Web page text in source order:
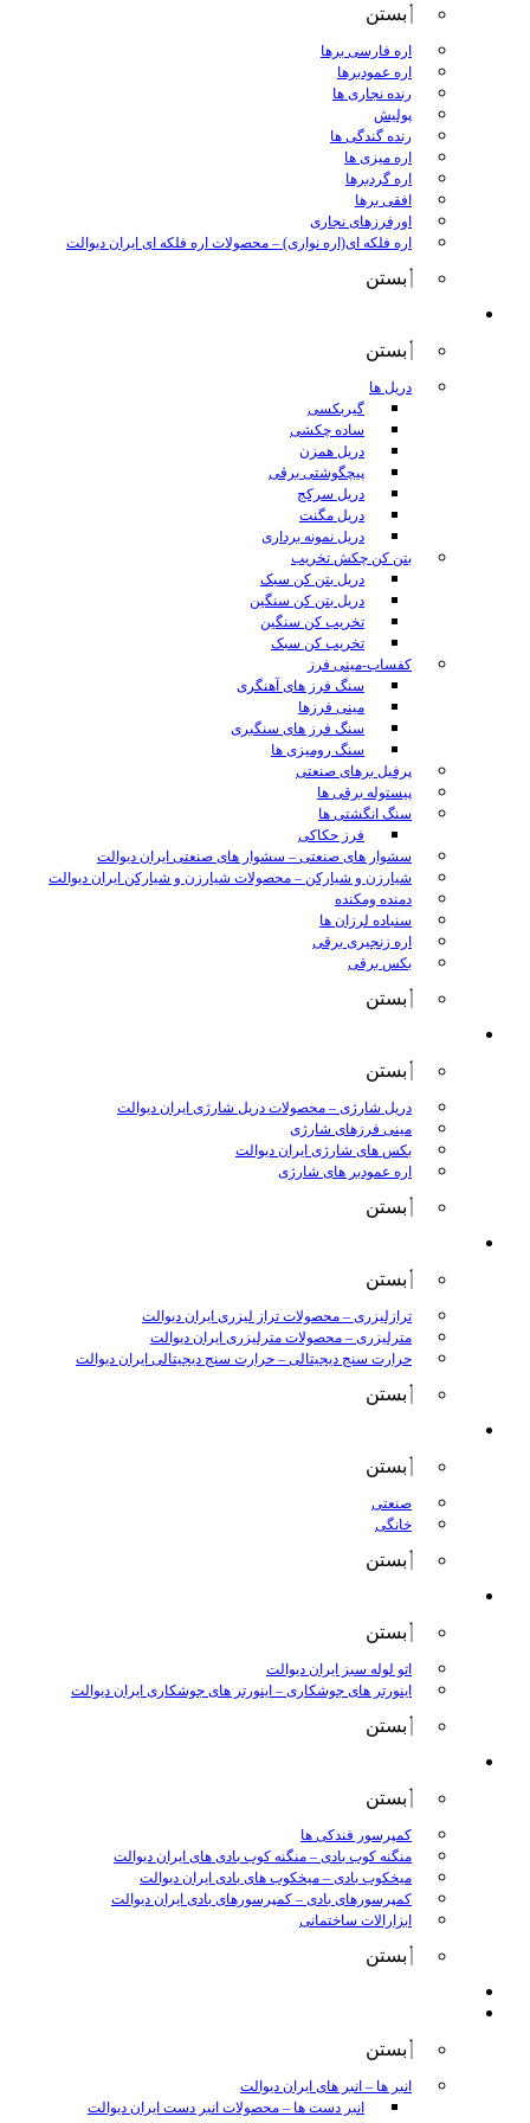
بستن
اره فارسی برها
اره عمودبرها
رنده نجاری ها
پولیش
رنده گندگی ها
اره میزی ها
اره گردبرها
افقی برها
اورفرزهای نجاری
اره فلکه ای(اره نواری) – محصولات اره فلکه ای ایران دیوالت
بستن
بستن
دریل ها
گیربکسی
ساده چکشی
دریل همزن
پیچگوشتی برقی
دریل سرکج
دریل مگنت
دریل نمونه برداری
بتن کن چکش تخریب
دریل بتن کن سبک
دریل بتن کن سنگین
تخریب کن سنگین
تخریب کن سبک
کفساب-مینی فرز
سنگ فرز های آهنگری
مینی فرزها
سنگ فرز های سنگبری
سنگ رومیزی ها
پرفیل برهای صنعتی
پیستوله برقی ها
سنگ انگشتی ها
فرز حکاکی
سشوار های صنعتی – سشوار های صنعتی ایران دیوالت
شیارزن و شیارکن – محصولات شیارزن و شیارکن ایران دیوالت
دمنده ومکنده
سنباده لرزان ها
اره زنجیری برقی
بکس برقی
بستن
بستن
دریل شارژی – محصولات دریل شارژی ایران دیوالت
مینی فرزهای شارژی
بکس های شارژی ایران دیوالت
اره عمودبر های شارژی
بستن
بستن
ترازلیزری – محصولات تراز لیزری ایران دیوالت
مترلیزری – محصولات مترلیزری ایران دیوالت
حرارت سنج دیجیتالی – حرارت سنج دیجیتالی ایران دیوالت
بستن
بستن
صنعتی
خانگی
بستن
بستن
اتو لوله سبز ایران دیوالت
اینورتر های جوشکاری – اینورتر های جوشکاری ایران دیوالت
بستن
بستن
کمپرسور فندکی ها
منگنه کوب بادی – منگنه کوب بادی های ایران دیوالت
میخکوب بادی – میخکوب های بادی ایران دیوالت
کمپرسورهای بادی – کمپرسورهای بادی ایران دیوالت
ابزارالات ساختمانی
بستن
بستن
انبر ها – انبر های ایران دیوالت
انبر دست ها – محصولات انبر دست ایران دیوالت